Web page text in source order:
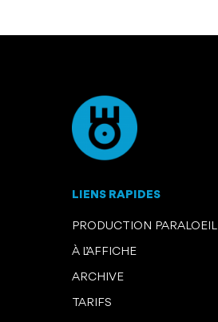
LIENS RAPIDES
PRODUCTION PARALOEIL
À L’AFFICHE
ARCHIVE
TARIFS